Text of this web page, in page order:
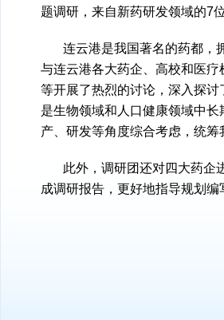
题调研，来自新药研发领域的7
连云港是我国著名的药都，
与连云港各大药企、高校和医
等开展了热烈的讨论，深入探
是生物领域和人口健康领域中
产、研发等角度综合考虑，统
此外，调研团还对四大药企
成调研报告，更好地指导规划编